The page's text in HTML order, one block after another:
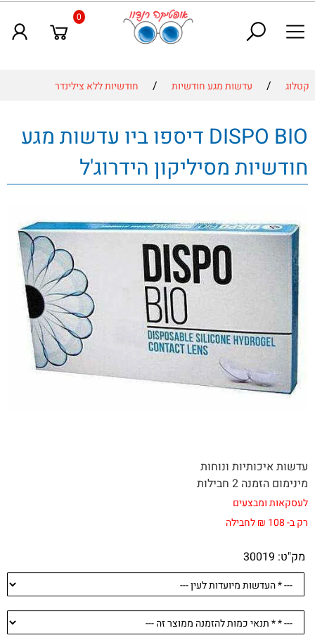
0
קטלוג / עדשות מגע חודשיות / חודשיות ללא צילינדר
DISPO BIO דיספו ביו עדשות מגע
חודשיות מסיליקון הידרוג'ל
עדשות איכותיות ונוחות
מינימום הזמנה 2 חבילות
לעסקאות ומבצעים
רק ב- 108 ₪ לחבילה
מק"ט: 30019